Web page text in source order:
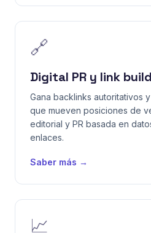
🔗
Digital PR y link
Gana backlinks autoritativos
que mueven posiciones de
editorial y PR basada en
enlaces.
Saber más →
📈